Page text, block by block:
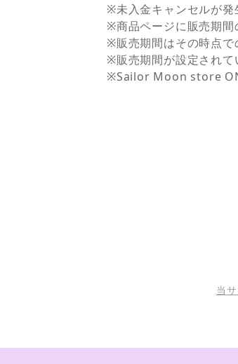
※未入金キャンセルが発
※商品ページに販売期間
※販売期間はその時点で
※販売期間が設定されて
※Sailor Moon store
当